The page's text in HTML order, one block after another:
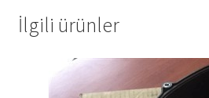
İlgili ürünler